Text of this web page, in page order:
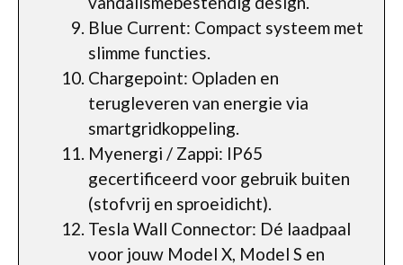
Blue Current: Compact systeem met
slimme functies.
Chargepoint: Opladen en
terugleveren van energie via
smartgridkoppeling.
Myenergi / Zappi: IP65
gecertificeerd voor gebruik buiten
(stofvrij en sproeidicht).
Tesla Wall Connector: Dé laadpaal
voor jouw Model X, Model S en